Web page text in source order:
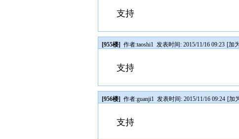
支持
[955楼] 作者:taoshi1 发表时间: 2015/11/16 09:23 [加
支持
[956楼] 作者:guanji1 发表时间: 2015/11/16 09:24 [加
支持